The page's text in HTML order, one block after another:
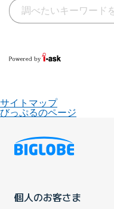
サイトマップ
びっぷるのページ
個人のお客さま